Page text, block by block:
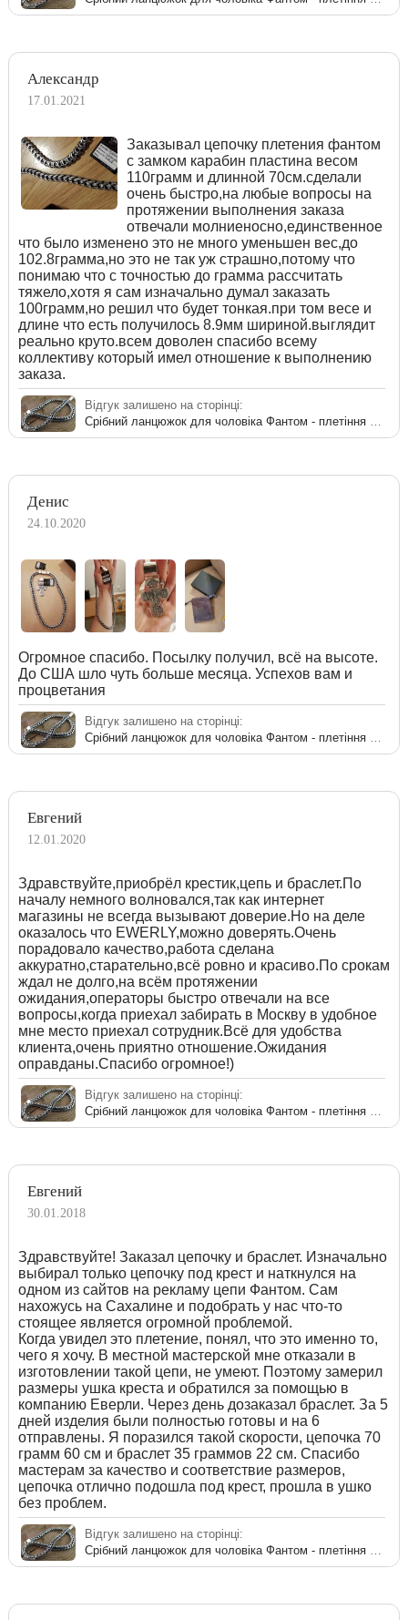
Александр
17.01.2021
Заказывал цепочку плетения фантом
с замком карабин пластина весом
110грамм и длинной 70см.сделали
очень быстро,на любые вопросы на
протяжении выполнения заказа
отвечали молниеносно,единственное
что было изменено это не много уменьшен вес,до
102.8грамма,но это не так уж страшно,потому что
понимаю что с точностью до грамма рассчитать
тяжело,хотя я сам изначально думал заказать
100грамм,но решил что будет тонкая.при том весе и
длине что есть получилось 8.9мм шириной.выглядит
реально круто.всем доволен спасибо всему
коллективу который имел отношение к выполнению
заказа.
Відгук залишено на сторінці:
Денис
24.10.2020
Огромное спасибо. Посылку получил, всё на высоте.
До США шло чуть больше месяца. Успехов вам и
процветания
Відгук залишено на сторінці:
Евгений
12.01.2020
Здравствуйте,приобрёл крестик,цепь и браслет.По
началу немного волновался,так как интернет
магазины не всегда вызывают доверие.Но на деле
оказалось что EWERLY,можно доверять.Очень
порадовало качество,работа сделана
аккуратно,старательно,всё ровно и красиво.По срокам
ждал не долго,на всём протяжении
ожидания,операторы быстро отвечали на все
вопросы,когда приехал забирать в Москву в удобное
мне место приехал сотрудник.Всё для удобства
клиента,очень приятно отношение.Ожидания
оправданы.Спасибо огромное!)
Відгук залишено на сторінці:
Евгений
30.01.2018
Здравствуйте! Заказал цепочку и браслет. Изначально
выбирал только цепочку под крест и наткнулся на
одном из сайтов на рекламу цепи Фантом. Сам
нахожусь на Сахалине и подобрать у нас что-то
стоящее является огромной проблемой.
Когда увидел это плетение, понял, что это именно то,
чего я хочу. В местной мастерской мне отказали в
изготовлении такой цепи, не умеют. Поэтому замерил
размеры ушка креста и обратился за помощью в
компанию Еверли. Через день дозаказал браслет. За 5
дней изделия были полностью готовы и на 6
отправлены. Я поразился такой скорости, цепочка 70
грамм 60 см и браслет 35 граммов 22 см. Спасибо
мастерам за качество и соответствие размеров,
цепочка отлично подошла под крест, прошла в ушко
без проблем.
Відгук залишено на сторінці: